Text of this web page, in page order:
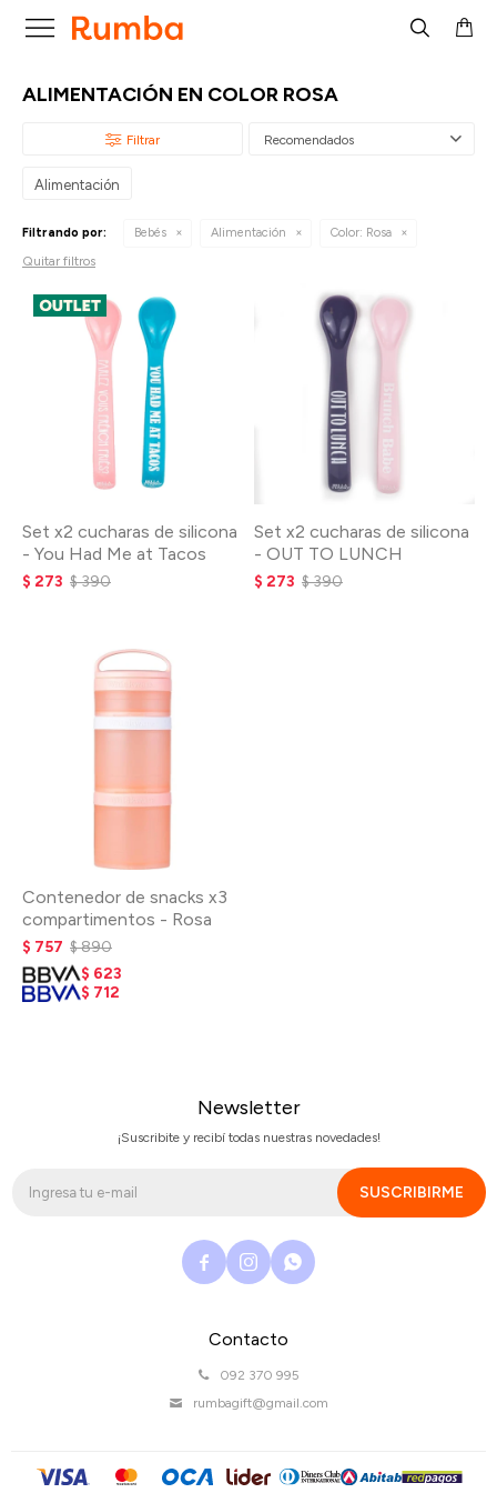

ALIMENTACIÓN EN COLOR ROSA
Recomendados
Alimentación
Filtrando por: Bebés Alimentación Color: Rosa
Quitar filtros
Set x2 cucharas de silicona
- You Had Me at Tacos
$ 273 $390
Set x2 cucharas de silicona
- OUT TO LUNCH
$ 273 $390
Contenedor de snacks x3
compartimentos - Rosa
$ 757 $890
$ 623
$ 712
Contacto
092 370 995
rumbagift@gmail.com
Newsletter
¡Suscribite y recibí todas nuestras novedades!
SUSCRIBIRME
  